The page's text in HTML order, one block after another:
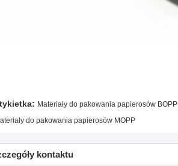
Materiały do ​​pakowania papierosów BOPP
do ​​pakowania papierosów MOPP
kontaktu